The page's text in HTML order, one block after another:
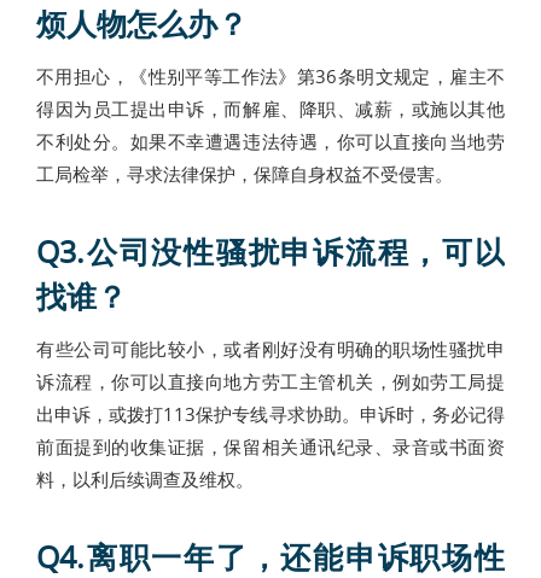
烦人物怎么办？
不用担心，《性别平等工作法》第36条明文规定，雇主不
得因为员工提出申诉，而解雇、降职、减薪，或施以其他
不利处分。如果不幸遭遇违法待遇，你可以直接向当地劳
工局检举，寻求法律保护，保障自身权益不受侵害。
Q3.公司没性骚扰申诉流程，可以
找谁？
有些公司可能比较小，或者刚好没有明确的职场性骚扰申
诉流程，你可以直接向地方劳工主管机关，例如劳工局提
出申诉，或拨打113保护专线寻求协助。申诉时，务必记得
前面提到的收集证据，保留相关通讯纪录、录音或书面资
料，以利后续调查及维权。
Q4.离职一年了，还能申诉职场性